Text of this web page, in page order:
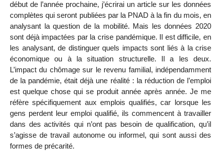
début de l’année prochaine, j’écrirai un article sur les données
complètes qui seront publiées par la PNAD à la fin du mois, en
analysant la question de la mobilité. Mais les données 2020
sont déjà impactées par la crise pandémique. Il est difficile, en
les analysant, de distinguer quels impacts sont liés à la crise
économique ou à la situation structurelle. Il a les deux.
L’impact du chômage sur le revenu familial, indépendamment
de la pandémie, était déjà une réalité : la réduction de l’emploi
est quelque chose qui se produit année après année. Je me
réfère spécifiquement aux emplois qualifiés, car lorsque les
gens perdent leur emploi qualifié, ils commencent à travailler
dans des activités qui n’ont pas besoin de qualification, qu’il
s’agisse de travail autonome ou informel, qui sont aussi des
formes de précarité.